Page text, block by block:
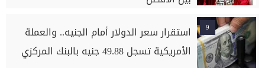
9
استقرار سعر الدولار أمام الجنيه.. والعملة
الأمريكية تسجل 49.88 جنيه بالبنك المركزي